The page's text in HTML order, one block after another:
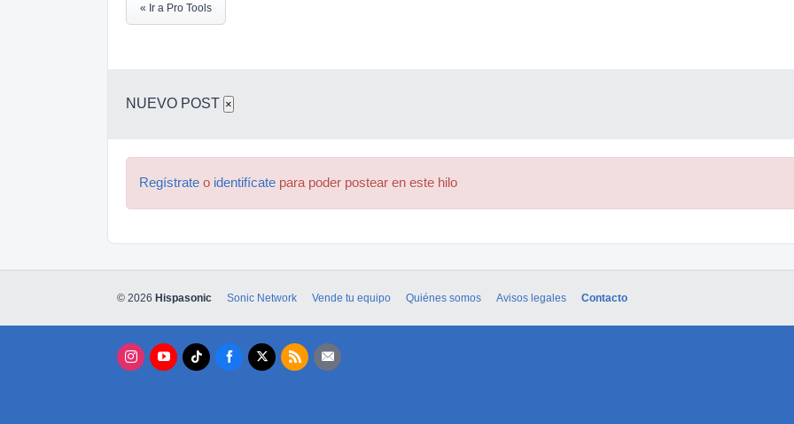
« Ir a Pro Tools
NUEVO POST ×
Regístrate o identifícate para poder postear en este hilo
© 2026 Hispasonic Sonic Network Vende tu equipo Quiénes somos Avisos legales Contacto